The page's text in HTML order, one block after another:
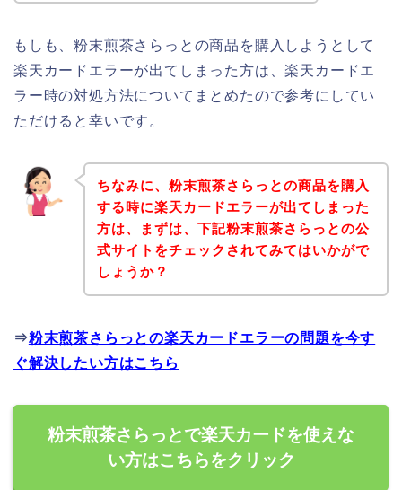
もしも、粉末煎茶さらっとの商品を購入しようとして
楽天カードエラーが出てしまった方は、楽天カードエ
ラー時の対処方法についてまとめたので参考にしてい
ただけると幸いです。
ちなみに、粉末煎茶さらっとの商品を購入
する時に楽天カードエラーが出てしまった
方は、まずは、下記粉末煎茶さらっとの公
式サイトをチェックされてみてはいかがで
しょうか？
⇒粉末煎茶さらっとの楽天カードエラーの問題を今す
ぐ解決したい方はこちら
粉末煎茶さらっとで楽天カードを使えな
い方はこちらをクリック